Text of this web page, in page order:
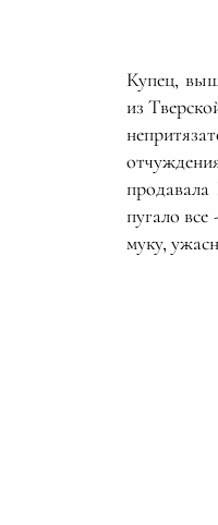
Купец,
из
пугало
муку,